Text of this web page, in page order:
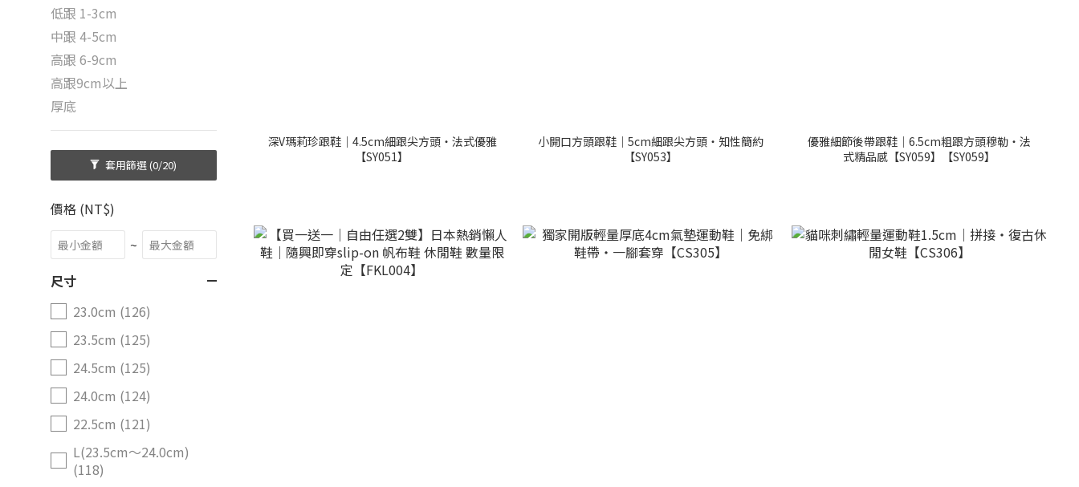
低跟 1-3cm
中跟 4-5cm
高跟 6-9cm
高跟9cm以上
厚底
套用篩選(0/20)
價格 (NT$)
~
尺寸
23.0cm (126)
23.5cm (125)
24.5cm (125)
24.0cm (124)
22.5cm (121)
L(23.5cm～24.0cm)
(118)
深V瑪莉珍跟鞋｜4.5cm細跟尖方頭・法式優雅
【SY051】
小開口方頭跟鞋｜5cm細跟尖方頭・知性簡約
【SY053】
優雅細節後帶跟鞋｜6.5cm粗跟方頭穆勒・法
式精品感【SY059】【SY059】